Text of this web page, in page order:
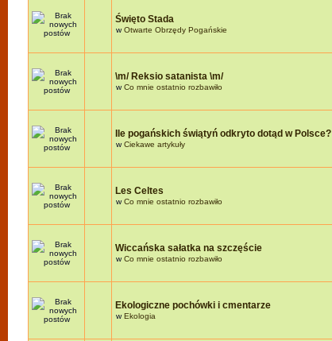
Święto Stada
wOtwarte Obrzędy Pogańskie
\m/ Reksio satanista \m/
wCo mnie ostatnio rozbawiło
Ile pogańskich świątyń odkryto dotąd w Polsce?
wCiekawe artykuły
Les Celtes
wCo mnie ostatnio rozbawiło
Wiccańska sałatka na szczęście
wCo mnie ostatnio rozbawiło
Ekologiczne pochówki i cmentarze
wEkologia